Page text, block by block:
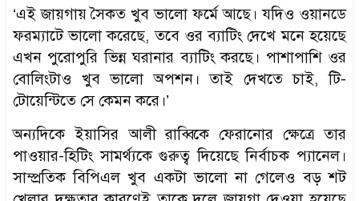
‘এই জায়গায় সৈকত খুব ভালো ফর্মে আছে। যদিও ওয়ানডে
ফরম্যাটে ভালো করেছে, তবে ওর ব্যাটিং দেখে মনে হয়েছে
এখন পুরোপুরি ভিন্ন ঘরানার ব্যাটিং করছে। পাশাপাশি ওর
বোলিংটাও খুব ভালো অপশন। তাই দেখতে চাই, টি-
টোয়েন্টিতে সে কেমন করে।’
অন্যদিকে ইয়াসির আলী রাব্বিকে ফেরানোর ক্ষেত্রে তার
পাওয়ার-হিটিং সামর্থ্যকে গুরুত্ব দিয়েছে নির্বাচক প্যানেল।
সাম্প্রতিক বিপিএল খুব একটা ভালো না গেলেও বড় শট